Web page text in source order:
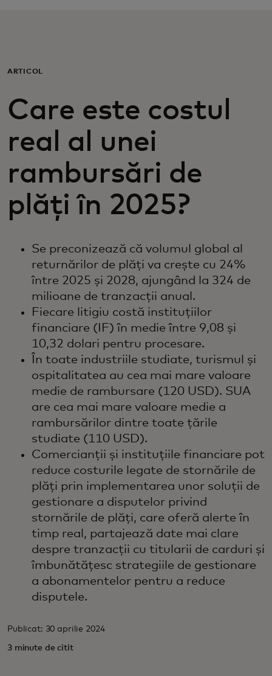
Pentru întreaga lume
Pentru inovatori
Știri și tendințe
ARTICOL
Care este costul
real al unei
rambursări de
plăți în 2025?
Se preconizează că volumul global al
returnărilor de plăți va crește cu 24%
între 2025 și 2028, ajungând la 324 de
milioane de tranzacții anual.
Fiecare litigiu costă instituțiilor
financiare (IF) în medie între 9,08 și
10,32 dolari pentru procesare.
În toate industriile studiate, turismul și
ospitalitatea au cea mai mare valoare
medie de rambursare (120 USD). SUA
are cea mai mare valoare medie a
rambursărilor dintre toate țările
studiate (110 USD).
Comercianții și instituțiile financiare pot
reduce costurile legate de stornările de
plăți prin implementarea unor soluții de
gestionare a disputelor privind
stornările de plăți, care oferă alerte în
timp real, partajează date mai clare
despre tranzacții cu titularii de carduri și
îmbunătățesc strategiile de gestionare
a abonamentelor pentru a reduce
disputele.
Publicat: 30 aprilie 2024
3 minute de citit